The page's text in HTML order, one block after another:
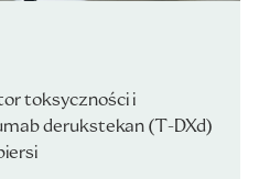
toksyczności i
derukstekan (T-DXd)